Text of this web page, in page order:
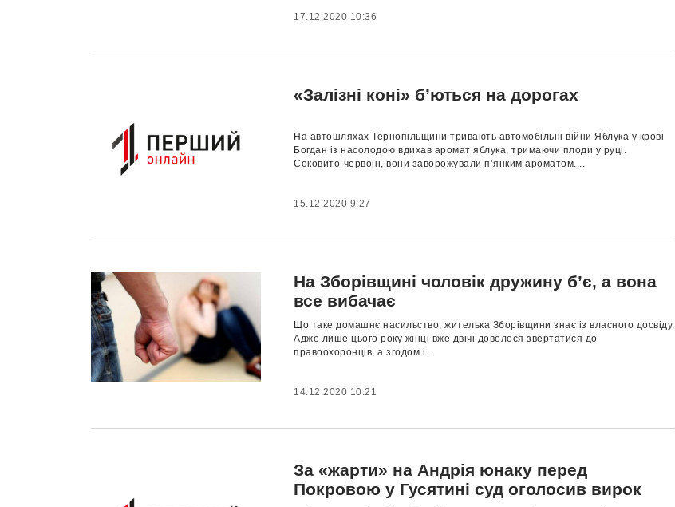
17.12.2020 10:36
«Залізні коні» б’ються на дорогах
На автошляхах Тернопільщини тривають автомобільні війни Яблука у крові
Богдан із насолодою вдихав аромат яблука, тримаючи плоди у руці.
Соковито-червоні, вони заворожували п’янким ароматом....
15.12.2020 9:27
На Зборівщині чоловік дружину б’є, а вона
все вибачає
Що таке домашнє насильство, жителька Зборівщини знає із власного досвіду.
Адже лише цього року жінці вже двічі довелося звертатися до
правоохоронців, а згодом і...
14.12.2020 10:21
За «жарти» на Андрія юнаку перед
Покровою у Гусятині суд оголосив вирок